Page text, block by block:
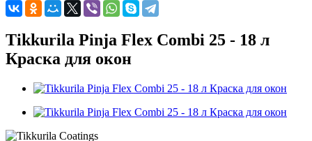
Tikkurila Pinja Flex Combi 25 - 18 л
Краска для окон